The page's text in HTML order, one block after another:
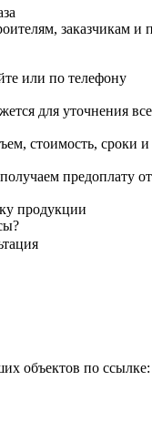
заказчикам и
или по телефону
для уточнения
стоимость, сроки и
предоплату
продукции
объектов по ссылке: